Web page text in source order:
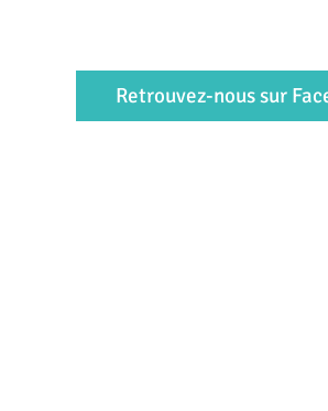
Retrouvez-nous sur